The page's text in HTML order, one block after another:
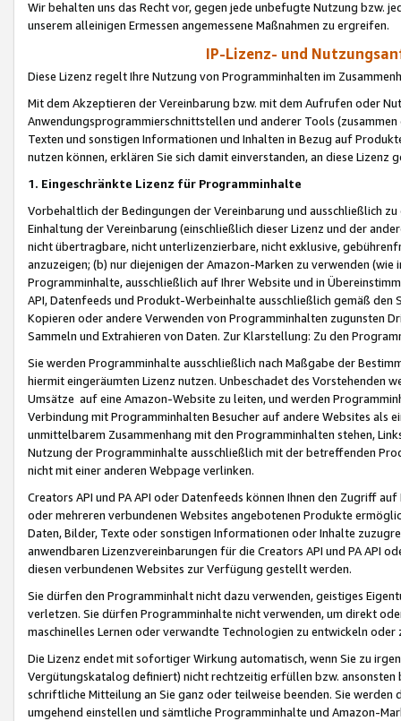
Wir behalten uns das Recht vor, gegen jede unbefugte Nutzung bzw.
unserem alleinigen Ermessen angemessene Maßnahmen zu ergreifen.
IP-Lizenz- und
Diese Lizenz regelt Ihre Nutzung von Programminhalten im
Mit dem Akzeptieren der Vereinbarung bzw. mit dem Aufrufen oder
Anwendungsprogrammierschnittstellen und anderer Tools (zusammen
Texten und sonstigen Informationen und Inhalten in Bezug auf
nutzen können, erklären Sie sich damit einverstanden, an diese Lizenz
1. Eingeschränkte Lizenz für Programminhalte
Vorbehaltlich der Bedingungen der Vereinbarung und ausschließlich
Einhaltung der Vereinbarung (einschließlich dieser Lizenz und der
nicht übertragbare, nicht unterlizenzierbare, nicht exklusive,
anzuzeigen; (b) nur diejenigen der Amazon-Marken zu verwenden
Programminhalte, ausschließlich auf Ihrer Website und in
API, Datenfeeds und Produkt-Werbeinhalte ausschließlich gemäß
Kopieren oder andere Verwenden von Programminhalten zugunsten
Sammeln und Extrahieren von Daten. Zur Klarstellung: Zu den
Sie werden Programminhalte ausschließlich nach Maßgabe der
hiermit eingeräumten Lizenz nutzen. Unbeschadet des Vorstehenden
Umsätze auf eine Amazon-Website zu leiten, und werden
Verbindung mit Programminhalten Besucher auf andere Websites als
unmittelbarem Zusammenhang mit den Programminhalten stehen,
Nutzung der Programminhalte ausschließlich mit der betreffenden
nicht mit einer anderen Webpage verlinken.
Creators API und PA API oder Datenfeeds können Ihnen den Zugriff
oder mehreren verbundenen Websites angebotenen Produkte
Daten, Bilder, Texte oder sonstigen Informationen oder Inhalte
anwendbaren Lizenzvereinbarungen für die Creators API und PA API
diesen verbundenen Websites zur Verfügung gestellt werden.
Sie dürfen den Programminhalt nicht dazu verwenden, geistiges
verletzen. Sie dürfen Programminhalte nicht verwenden, um direkt
maschinelles Lernen oder verwandte Technologien zu entwickeln
Die Lizenz endet mit sofortiger Wirkung automatisch, wenn Sie zu
Vergütungskatalog definiert) nicht rechtzeitig erfüllen bzw. ansonsten
schriftliche Mitteilung an Sie ganz oder teilweise beenden. Sie werden
umgehend einstellen und sämtliche Programminhalte und Amazon-